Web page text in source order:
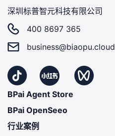
深圳标普智元科技有限公司
400 8697 365
business@biaopu.cloud
BPai Agent Store
BPai OpenSeeo
行业案例